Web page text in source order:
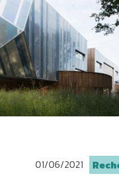
01/06/2021